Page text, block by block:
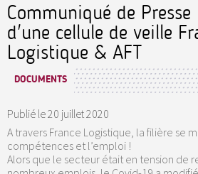
Communiqué de
d'une cellule de veille
Logistique & AFT
DOCUMENTS
Publié le20 juillet 2020
A travers France Logistique, la filière se
compétences et l’emploi !
Alors que le secteur était en tension de